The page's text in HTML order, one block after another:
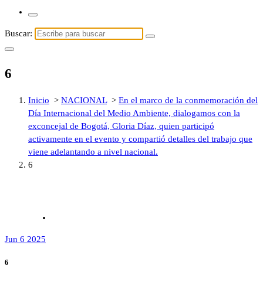
Buscar:
6
Inicio > NACIONAL> En el marco de la conmemoración del
Día Internacional del Medio Ambiente, dialogamos con la
exconcejal de Bogotá, Gloria Díaz, quien participó
activamente en el evento y compartió detalles del trabajo que
viene adelantando a nivel nacional.
6
Jun 6 2025
6